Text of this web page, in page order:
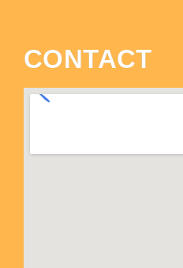
CONTACT